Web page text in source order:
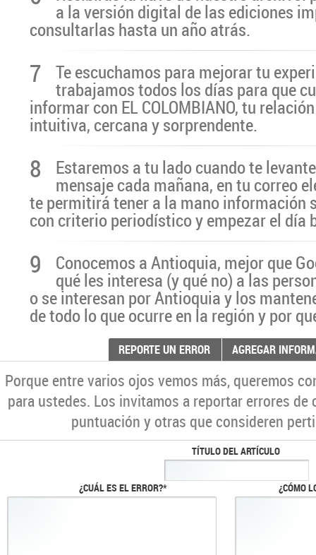
a la versión digital de las ediciones
consultarlas hasta un año atrás.
7 Te escuchamos para mejorar tu
trabajamos todos los días para que
informar con EL COLOMBIANO, tu
intuitiva, cercana y sorprendente.
8 Estaremos a tu lado cuando te
mensaje cada mañana, en tu correo
te permitirá tener a la mano información
con criterio periodístico y empezar el día
9 Conocemos a Antioquia, mejor que
qué les interesa (y qué no) a las
o se interesan por Antioquia y los
de todo lo que ocurre en la región y por
REPORTE UN ERROR AGREGAR
Porque entre varios ojos vemos más, queremos
para ustedes. Los invitamos a reportar errores
puntuación y otras que consideren
TÍTULO DEL ARTÍCULO
¿CUÁL ES EL ERROR?* ¿CÓMO